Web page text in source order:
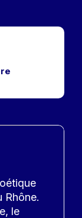
Rhône.
le